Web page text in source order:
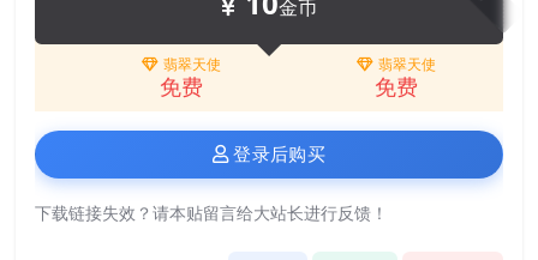
金币
翡翠天使
免费
翡翠天使
免费
登录后购买
下载链接失效？请本贴留言给大站长进行反馈！